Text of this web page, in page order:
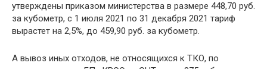
утверждены приказом министерства в размере 448,70 руб.
за кубометр, с 1 июля 2021 по 31 декабря 2021 тариф
вырастет на 2,5%, до 459,90 руб. за кубометр.
А вывоз иных отходов, не относящихся к ТКО, по